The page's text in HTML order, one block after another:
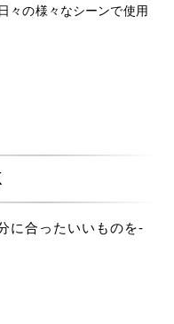
々の様々なシーンで使用
に合ったいいものを-